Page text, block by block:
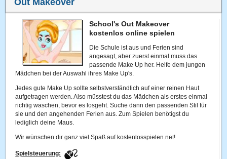
Out Makeover
School's Out Makeover
kostenlos online spielen
Die Schule ist aus und Ferien sind
angesagt, aber zuerst einmal muss das
passende Make Up her. Helfe dem jungen
Mädchen bei der Auswahl ihres Make Up's.
Jedes gute Make Up sollte selbstverständlich auf einer reinen Haut
aufgetragen werden. Also müsstest du das Mädchen als erstes einmal
richtig waschen, bevor es losgeht. Suche dann den passenden Stil für
sie und den angehenden Ferien aus. Zum Spielen benötigst du
lediglich deine Maus.
Wir wünschen dir ganz viel Spaß auf kostenlosspielen.net!
Spielsteuerung: